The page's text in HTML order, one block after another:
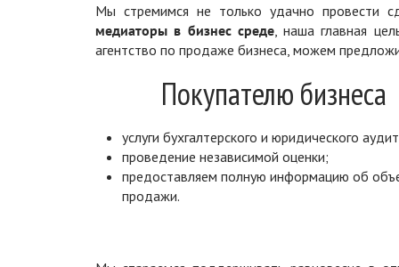
Мы стремимся не только удачно провести
медиаторы в бизнес среде, наша главная
агентство по продаже бизнеса, можем
Покупателю бизнеса
услуги бухгалтерского и юридического
проведение независимой оценки;
предоставляем полную информацию об
продажи.